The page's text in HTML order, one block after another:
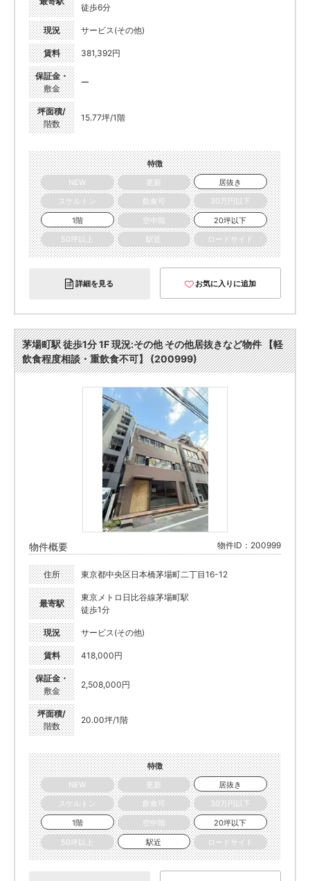
徒歩6分
現況 サービス(その他)
賃料 381,392円
保証金・
敷金
ー
坪面積/
階数
15.77坪/1階
特徴
NEW
更新
居抜き
スケルトン
飲食可
30万円以下
1階
空中階
20坪以下
50坪以上
駅近 ロードサイド
詳細を見る お気に入りに追加
茅場町駅 徒歩1分 1F 現況:その他 その他居抜きなど物件 【軽
飲食程度相談・重飲食不可】 (200999)
物件概要 物件ID：200999
住所 東京都中央区日本橋茅場町二丁目16-12
最寄駅
東京メトロ日比谷線茅場町駅
徒歩1分
現況 サービス(その他)
賃料 418,000円
保証金・
敷金
2,508,000円
坪面積/
階数
20.00坪/1階
特徴
NEW
更新
居抜き
スケルトン
飲食可
30万円以下
1階
空中階
20坪以下
50坪以上
駅近 ロードサイド